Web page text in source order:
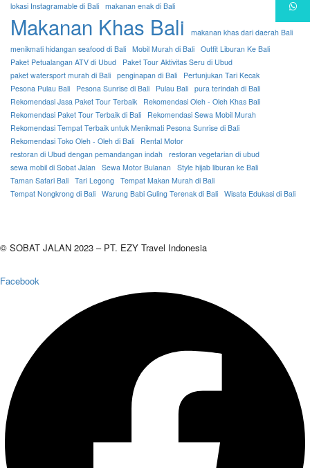
lokasi Instagramable di Bali makanan enak di Bali
Makanan Khas Bali
makanan khas dari daerah Bali
menikmati hidangan seafood di Bali Mobil Murah di Bali Outfit Liburan Ke Bali
Paket Petualangan ATV di Ubud
Paket Tour Aktivitas Seru di Ubud
paket watersport murah di Bali penginapan di Bali
Pertunjukan Tari Kecak
Pesona Pulau Bali
Pesona Sunrise di Bali Pulau Bali pura terindah di Bali
Rekomendasi Jasa Paket Tour Terbaik
Rekomendasi Oleh - Oleh Khas Bali
Rekomendasi Paket Tour Terbaik di Bali
Rekomendasi Sewa Mobil Murah
Rekomendasi Tempat Terbaik untuk Menikmati Pesona Sunrise di Bali
Rekomendasi Toko Oleh - Oleh di Bali
Rental Motor
restoran di Ubud dengan pemandangan indah restoran vegetarian di ubud
sewa mobil di Sobat Jalan Sewa Motor Bulanan Style hijab liburan ke Bali
Taman Safari Bali Tari Legong Tempat Makan Murah di Bali
Tempat Nongkrong di Bali Warung Babi Guling Terenak di Bali Wisata Edukasi di Bali
© SOBAT JALAN 2023 – PT. EZY Travel Indonesia
Facebook